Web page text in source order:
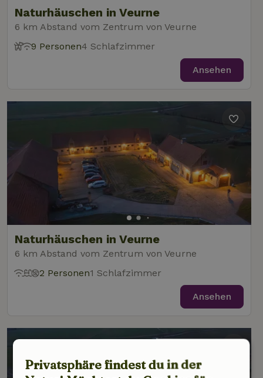
Naturhäuschen in Veurne
6 km Abstand vom Zentrum von Veurne
9 Personen4 Schlafzimmer
Ansehen
Naturhäuschen in Veurne
6 km Abstand vom Zentrum von Veurne
2 Personen1 Schlafzimmer
Ansehen
Privatsphäre findest du in der